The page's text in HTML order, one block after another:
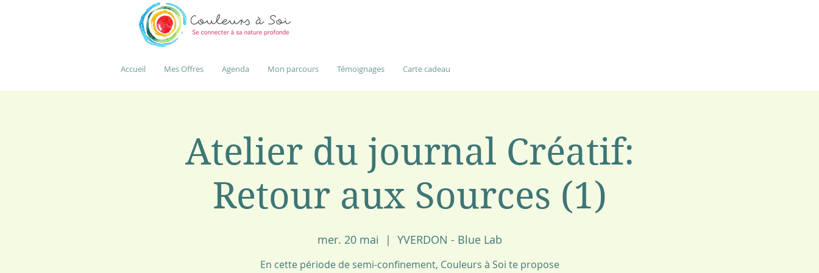
Accueil Mes Offres Agenda Mon parcours Témoignages Carte cadeau
Atelier du journal Créatif:
Retour aux Sources (1)
mer. 20 mai
  |
YVERDON - Blue Lab
En cette période de semi-confinement, Couleurs à Soi te propose